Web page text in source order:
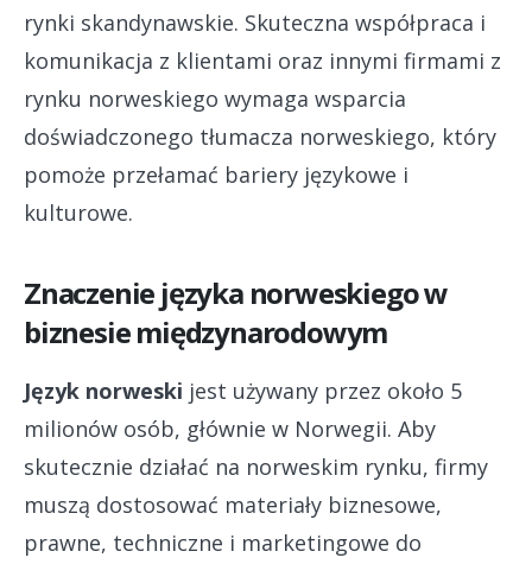
rynki skandynawskie. Skuteczna współpraca i
komunikacja z klientami oraz innymi firmami z
rynku norweskiego wymaga wsparcia
doświadczonego tłumacza norweskiego, który
pomoże przełamać bariery językowe i
kulturowe.
Znaczenie języka norweskiego w
biznesie międzynarodowym
Język norweski jest używany przez około 5
milionów osób, głównie w Norwegii. Aby
skutecznie działać na norweskim rynku, firmy
muszą dostosować materiały biznesowe,
prawne, techniczne i marketingowe do